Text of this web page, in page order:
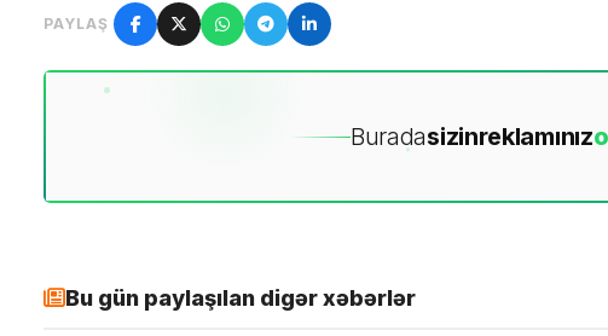
PAYLAŞ
Buradasizinreklamınız
Bu gün paylaşılan digər xəbərlər